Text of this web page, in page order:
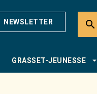
NEWSLETTER search
GRASSET-JEUNESSE arrow_drop_down